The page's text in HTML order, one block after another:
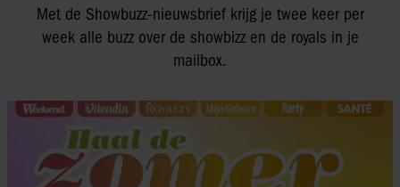
Met de Showbuzz-nieuwsbrief krijg je twee keer per
week alle buzz over de showbizz en de royals in je
mailbox.